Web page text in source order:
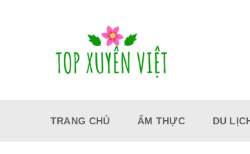
TRANG CHỦ ẨM THỰC DU